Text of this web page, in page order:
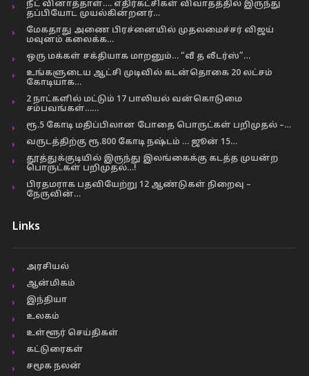
நீட் வினாத்தாள்…. எதிர்கட்சிகள் விவாதத்தில் இருந்து
தப்பியோட முயல்கின்றனர்…
மேகதாது அணை பிரச்னையில் முதலமைச்சர் விஜய்
மவுனம் கலைக்க…
ஒரு மக்கள் சக்தியாக மாறனும்… “வீ த லீடர்ஸ்”…
உங்களுடைய ஆட்சி முடிவில் கடன்தொகை 20 லட்சம்
கோடியாக…
2 நாட்களில் மட்டும் 17 பாலியல் வன்கொடுமை
சம்பவங்கள்……
ரூ.5 கோடி மதிப்பிலான போதை பொருட்கள் பறிமுதல் –…
வருடத்திற்கு ரூ.800 கோடி நஷ்டம் … ஜூன் 15…
தூத்துக்குடியில் இருந்து இலங்கைக்கு கடத்த முயன்ற
பொருட்கள் பறிமுதல்…!
பிரதமராக பதவியேற்று 12 ஆண்டுகள் நிறைவு –
நேருவின்…
Links
அரசியல்
ஆன்மிகம்
இந்தியா
உலகம்
உள்ளூர் செய்திகள்
கட்டுரைகள்
சமூக நலன்